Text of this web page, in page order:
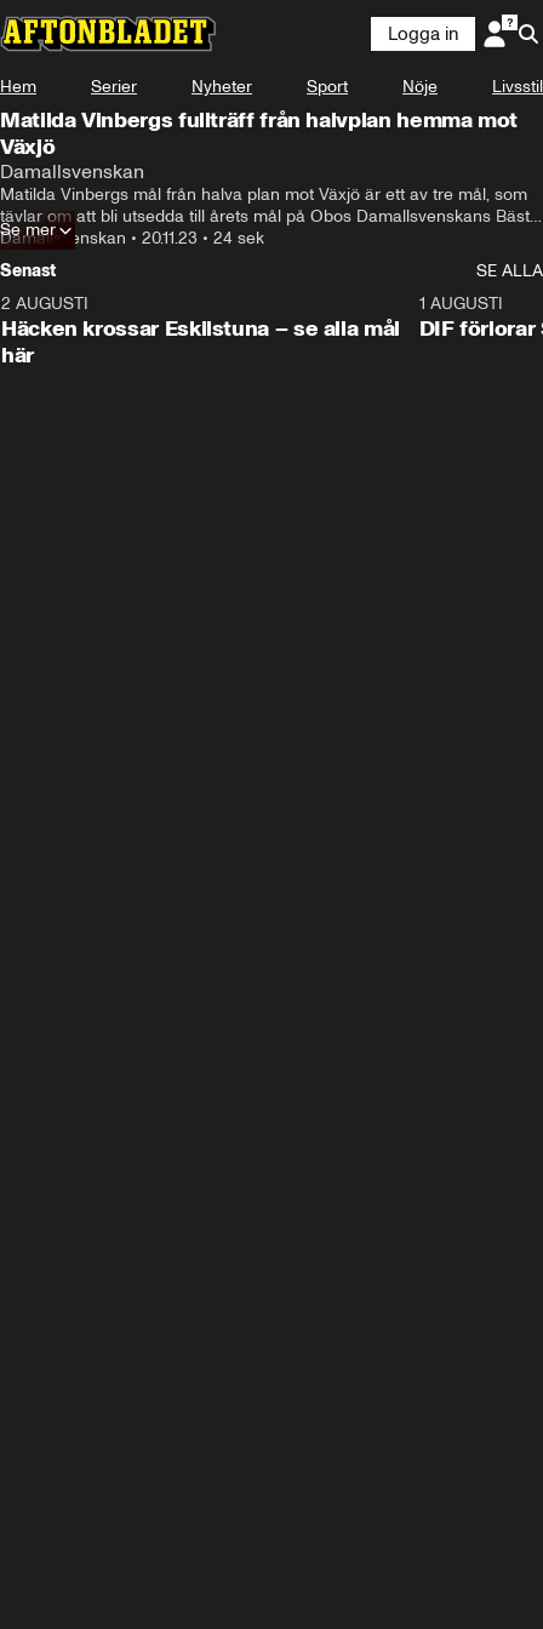
Logga in
Hem Serier Nyheter Sport Nöje Livsstil
Matilda Vinbergs fullträff från halvplan hemma mot
Växjö
Damallsvenskan
Matilda Vinbergs mål från halva plan mot Växjö är ett av tre mål, som
tävlar om att bli utsedda till årets mål på Obos Damallsvenskans Bästa
den 20 november.
Damallsvenskan • 20.11.23 • 24 sek
Se mer
Senast
SE ALLA
2 AUGUSTI
Häcken krossar Eskilstuna – se alla mål
här
1 AUGUSTI
DIF